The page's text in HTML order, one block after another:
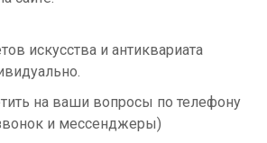
искусства и антиквариата
на ваши вопросы по телефону
и мессенджеры)